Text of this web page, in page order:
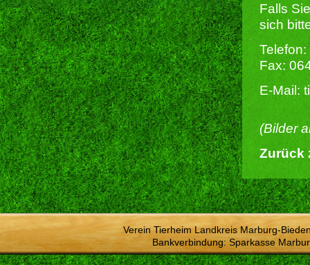
Falls
sich
Fax:
E-Mail:
(Bilder
Zurück
Verein Tierheim Landkreis Marburg-
Bankverbindung: Sparkasse